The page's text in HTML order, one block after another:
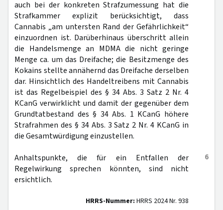
auch bei der konkreten Strafzumessung hat die
Strafkammer explizit berücksichtigt, dass
Cannabis „am untersten Rand der Gefährlichkeit“
einzuordnen ist. Darüberhinaus überschritt allein
die Handelsmenge an MDMA die nicht geringe
Menge ca. um das Dreifache; die Besitzmenge des
Kokains stellte annähernd das Dreifache derselben
dar. Hinsichtlich des Handeltreibens mit Cannabis
ist das Regelbeispiel des § 34 Abs. 3 Satz 2 Nr. 4
KCanG verwirklicht und damit der gegenüber dem
Grundtatbestand des § 34 Abs. 1 KCanG höhere
Strafrahmen des § 34 Abs. 3 Satz 2 Nr. 4 KCanG in
die Gesamtwürdigung einzustellen.
6
Anhaltspunkte, die für ein Entfallen der
Regelwirkung sprechen könnten, sind nicht
ersichtlich.
HRRS-Nummer: HRRS 2024 Nr. 938